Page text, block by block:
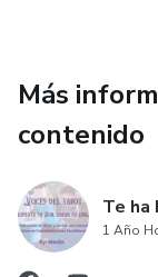
Más
contenido
Te ha
1 Año